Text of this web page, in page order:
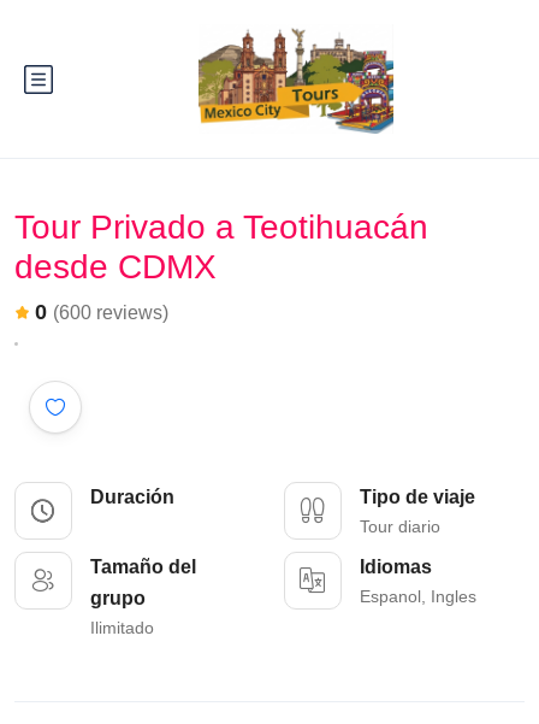
Tour Privado a Teotihuacán
desde CDMX
0 (600 reviews)
Duración Tipo de viaje
Tour diario
Tamaño del
grupo
Ilimitado
Idiomas
Espanol, Ingles